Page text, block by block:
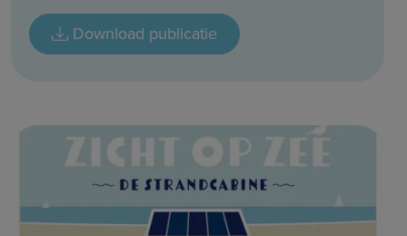
Download publicatie